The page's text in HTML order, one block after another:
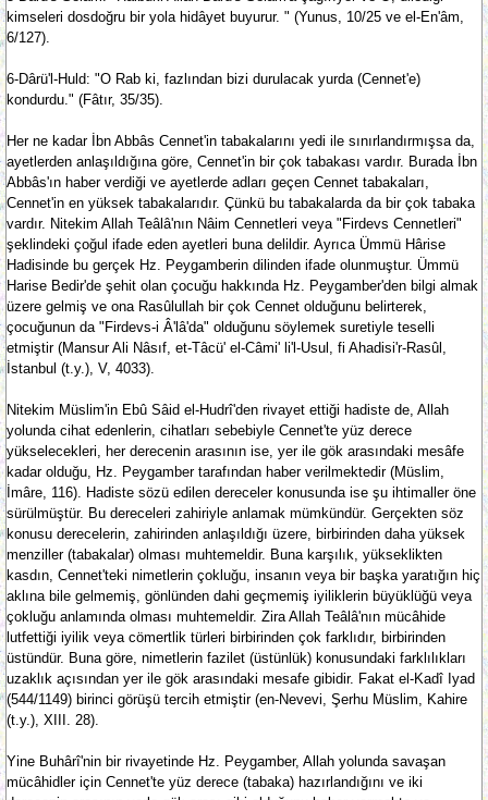
kimseleri dosdoğru bir yola hidâyet buyurur. " (Yunus, 10/25 ve el-En'âm,
6/127).
6-Dârü'l-Huld: "O Rab ki, fazlından bizi durulacak yurda (Cennet'e)
kondurdu." (Fâtır, 35/35).
Her ne kadar İbn Abbâs Cennet'in tabakalarını yedi ile sınırlandırmışsa da,
ayetlerden anlaşıldığına göre, Cennet'in bir çok tabakası vardır. Burada İbn
Abbâs'ın haber verdiği ve ayetlerde adları geçen Cennet tabakaları,
Cennet'in en yüksek tabakalarıdır. Çünkü bu tabakalarda da bir çok tabaka
vardır. Nitekim Allah Teâlâ'nın Nâim Cennetleri veya "Firdevs Cennetleri"
şeklindeki çoğul ifade eden ayetleri buna delildir. Ayrıca Ümmü Hârise
Hadisinde bu gerçek Hz. Peygamberin dilinden ifade olunmuştur. Ümmü
Harise Bedir'de şehit olan çocuğu hakkında Hz. Peygamber'den bilgi almak
üzere gelmiş ve ona Rasûlullah bir çok Cennet olduğunu belirterek,
çocuğunun da "Firdevs-i Â'lâ'da" olduğunu söylemek suretiyle teselli
etmiştir (Mansur Ali Nâsıf, et-Tâcü' el-Câmi' li'l-Usul, fi Ahadisi'r-Rasûl,
İstanbul (t.y.), V, 4033).
Nitekim Müslim'in Ebû Sâid el-Hudrî'den rivayet ettiği hadiste de, Allah
yolunda cihat edenlerin, cihatları sebebiyle Cennet'te yüz derece
yükselecekleri, her derecenin arasının ise, yer ile gök arasındaki mesâfe
kadar olduğu, Hz. Peygamber tarafından haber verilmektedir (Müslim,
İmâre, 116). Hadiste sözü edilen dereceler konusunda ise şu ihtimaller öne
sürülmüştür. Bu dereceleri zahiriyle anlamak mümkündür. Gerçekten söz
konusu derecelerin, zahirinden anlaşıldığı üzere, birbirinden daha yüksek
menziller (tabakalar) olması muhtemeldir. Buna karşılık, yükseklikten
kasdın, Cennet'teki nimetlerin çokluğu, insanın veya bir başka yaratığın hiç
aklına bile gelmemiş, gönlünden dahi geçmemiş iyiliklerin büyüklüğü veya
çokluğu anlamında olması muhtemeldir. Zira Allah Teâlâ'nın mücâhide
lutfettiği iyilik veya cömertlik türleri birbirinden çok farklıdır, birbirinden
üstündür. Buna göre, nimetlerin fazilet (üstünlük) konusundaki farklılıkları
uzaklık açısından yer ile gök arasındaki mesafe gibidir. Fakat el-Kadî Iyad
(544/1149) birinci görüşü tercih etmiştir (en-Nevevi, Şerhu Müslim, Kahire
(t.y.), XIII. 28).
Yine Buhârî'nin bir rivayetinde Hz. Peygamber, Allah yolunda savaşan
mücâhidler için Cennet'te yüz derece (tabaka) hazırlandığını ve iki